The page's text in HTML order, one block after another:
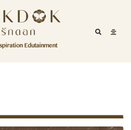
Edutainment
Mobile